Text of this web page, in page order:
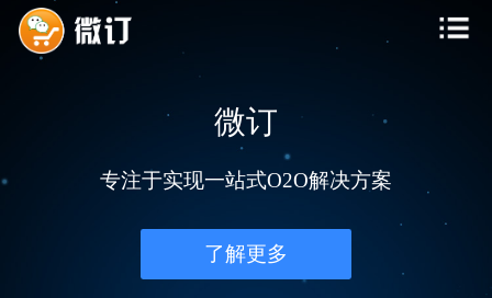
微订
专注于实现一站式O2O解决方案
了解更多